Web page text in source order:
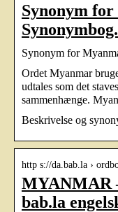
Synonym
Synonym for
Ordet Myanmar
udtales som det
sammenhænge.
Beskrivelse og
http s://da.bab.la ›
MYANMAR
bab.la